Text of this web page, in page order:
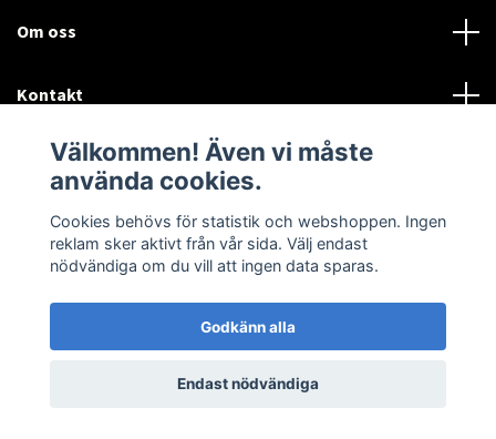
Om oss
Kontakt
Mer information:
Sociala medier
© 2026 Airtune Marin och Industriturbo
Välkommen! Även vi måste
använda cookies.
Cookies behövs för statistik och webshoppen. Ingen
reklam sker aktivt från vår sida. Välj endast
nödvändiga om du vill att ingen data sparas.
Godkänn alla
Endast nödvändiga